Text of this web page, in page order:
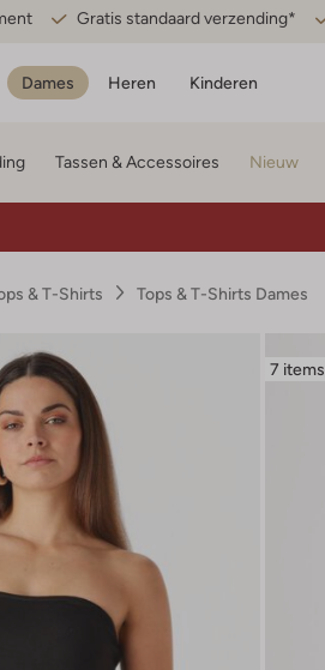
Gratis standaard verzending*
Dames Heren Kinderen
Tassen & Accessoires Nieuw
& T-Shirts Tops & T-Shirts Dames
7 items